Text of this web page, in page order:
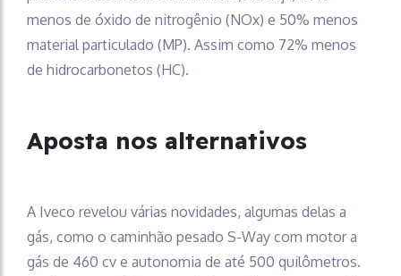
menos de óxido de nitrogênio (NOx) e 50% menos
material particulado (MP). Assim como 72% menos
de hidrocarbonetos (HC).
Aposta nos alternativos
A Iveco revelou várias novidades, algumas delas a
gás, como o caminhão pesado S-Way com motor a
gás de 460 cv e autonomia de até 500 quilômetros.